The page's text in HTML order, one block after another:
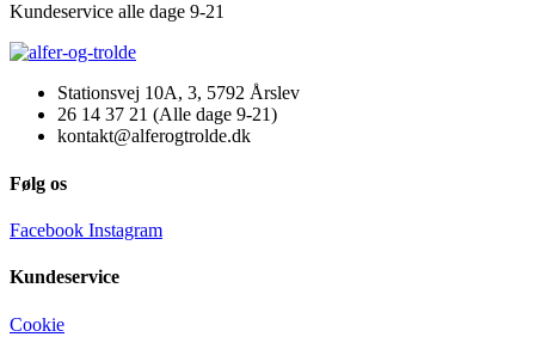
Kundeservice alle dage 9-21
Stationsvej 10A, 3, 5792 Årslev
26 14 37 21 (Alle dage 9-21)
kontakt@alferogtrolde.dk
Følg os
Facebook Instagram
Kundeservice
Cookie